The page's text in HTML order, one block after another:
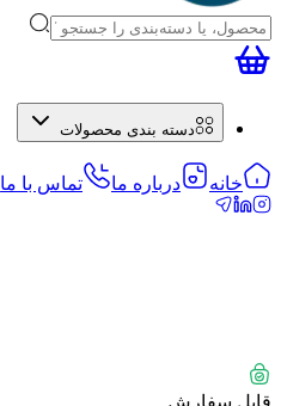
دسته بندی محصولات
خانه درباره ما تماس با ما
قابل سفارش